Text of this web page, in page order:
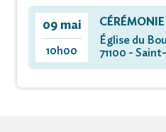
09 mai
10h00
Église du
71100 -